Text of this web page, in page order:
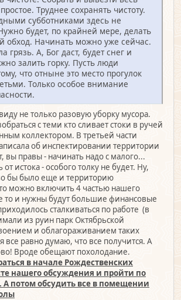
Труднее сохранять чистоту.
субботниками здесь не
будет, по крайней мере, делать
обход. Начинать можно уже сейчас.
А, Бог даст, будет снег и
залить горку. Пусть люди
что отныне это место прогулок
Только особое внимание
не только разовую уборку мусора.
с теми кто сливает стоки в ручей
коллектором. В третьей части
об инспектировании территории
вы правы - начинать надо с малого...
от истока - особого толку не будет. Ну,
бы было еще и территорию
можно включить 4 частью нашего
то и нужны будут большие финансовые
сталкиваться по работе (в
из руин парк Октябрьской
и облагораживанием таких
все равно думаю, что все получится. А
Вроде обещают похолодание.
в начале Рождественских
нашего обсуждения и пройти по
А потом обсудить все в помещении